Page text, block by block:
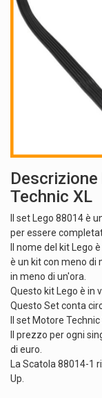
Technic XL
Il set Lego 88014 è
per essere
Il nome del kit Lego
è un kit con meno di
in meno di un'ora.
Questo kit Lego è in
Questo Set conta
Il set Motore
Il prezzo per ogni
di euro.
La Scatola 88014-1
Up.